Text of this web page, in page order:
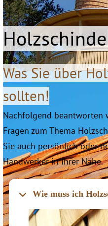
Was Sie über
sollten!
Nachfolgend
Fragen zum Thema
Sie auch persönlich oder
Handwerker in Ihrer Nähe.
Wie muss ich